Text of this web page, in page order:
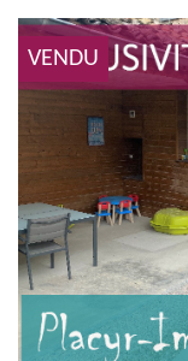
VENDU